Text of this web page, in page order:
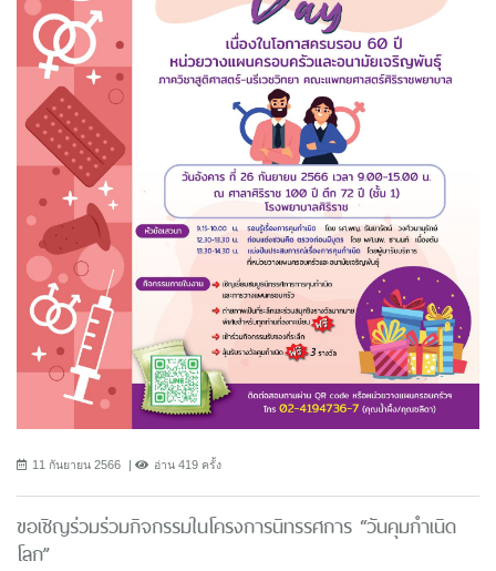
11 กันยายน 2566 อ่าน 419 ครั้ง
ขอเชิญร่วมร่วมกิจกรรมในโครงการนิทรรศการ “วันคุมกำเนิด
โลก”